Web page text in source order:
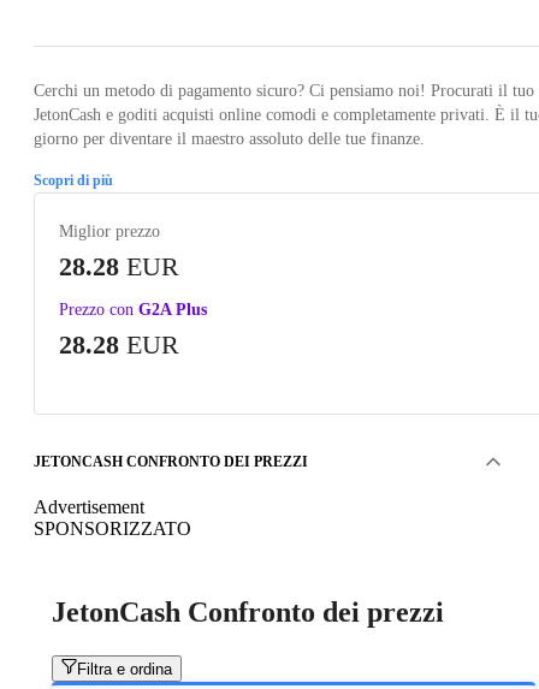
Cerchi un metodo di pagamento sicuro? Ci pensiamo noi! Procurati il tuo
JetonCash e goditi acquisti online comodi e completamente privati. È il
giorno per diventare il maestro assoluto delle tue finanze.
Scopri di più
Miglior prezzo
28.28 EUR
Prezzo con G2A Plus
28.28 EUR
JETONCASH CONFRONTO DEI PREZZI
Advertisement
SPONSORIZZATO
JetonCash Confronto dei prezzi
Filtra e ordina